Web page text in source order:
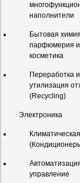
наполнители
Бытовая
парфюмерия и
косметика
Переработка и
утилизация
(Recycling)
Электроника
управление